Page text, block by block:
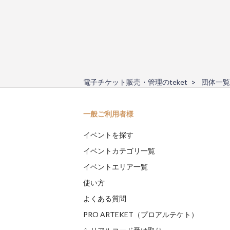
電子チケット販売・管理のteket 団体一覧
一般ご利用者様
イベントを探す
イベントカテゴリ一覧
イベントエリア一覧
使い方
よくある質問
PRO ARTEKET（プロアルテケト）